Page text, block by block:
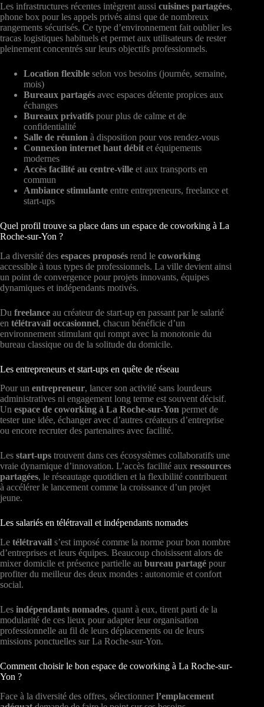
Les infrastructures récentes intègrent aussi cuisines partagées,
phone box pour les appels privés ainsi que de nombreux
rangements sécurisés. Ce type d’environnement fait oublier les
tracas logistiques habituels et permet aux utilisateurs de rester
pleinement concentrés sur leurs objectifs professionnels.
Location flexible selon vos besoins (journée, semaine,
mois)
Bureaux partagés avec espaces détente propices aux
échanges
Bureaux privatifs pour plus de calme et de
confidentialité
Salle de réunion à disposition pour vos rendez-vous
Connexion internet haut débit et équipements
modernes
Accès facilité au centre-ville et aux transports en
commun
Ambiance stimulante entre entrepreneurs, freelance et
start-ups
Quel profil trouve sa place dans un espace de coworking à La
Roche-sur-Yon ?
La diversité des espaces proposés rend le coworking
accessible à tous types de professionnels. La ville devient ainsi
un point de convergence pour projets innovants, équipes
dynamiques et indépendants motivés.
Du freelance au créateur de start-up en passant par le salarié
en télétravail occasionnel, chacun bénéficie d’un
environnement stimulant qui rompt avec la monotonie du
bureau classique ou de la solitude du domicile.
Les entrepreneurs et start-ups en quête de réseau
Pour un entrepreneur, lancer son activité sans lourdeurs
administratives ni engagement long terme est souvent décisif.
Un espace de coworking à La Roche-sur-Yon permet de
tester une idée, échanger avec d’autres créateurs d’entreprise
ou encore recruter des partenaires avec facilité.
Les start-ups trouvent dans ces écosystèmes collaboratifs une
vraie dynamique d’innovation. L’accès facilité aux ressources
partagées, le réseautage quotidien et la flexibilité contribuent
à accélérer le lancement comme la croissance d’un projet
jeune.
Les salariés en télétravail et indépendants nomades
Le télétravail s’est imposé comme la norme pour bon nombre
d’entreprises et leurs équipes. Beaucoup choisissent alors de
mixer domicile et présence partielle au bureau partagé pour
profiter du meilleur des deux mondes : autonomie et confort
social.
Les indépendants nomades, quant à eux, tirent parti de la
modularité de ces lieux pour adapter leur organisation
professionnelle au fil de leurs déplacements ou de leurs
missions ponctuelles sur La Roche-sur-Yon.
Comment choisir le bon espace de coworking à La Roche-sur-
Yon ?
Face à la diversité des offres, sélectionnerl’emplacement